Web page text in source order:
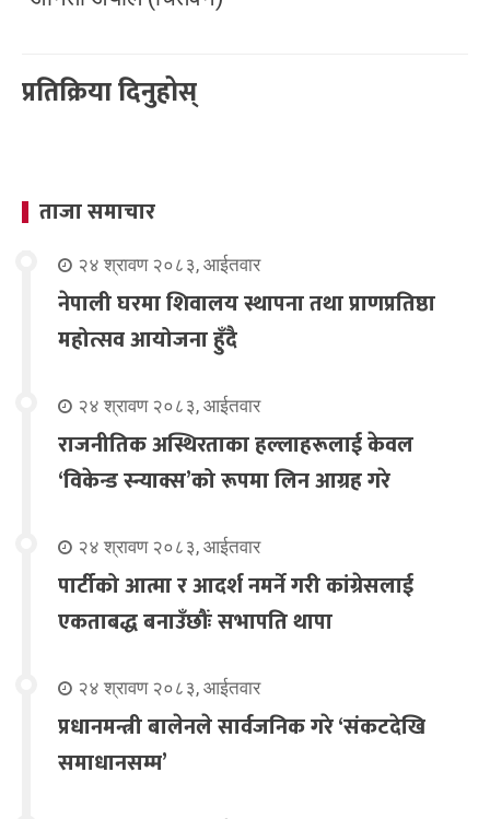
प्रतिक्रिया दिनुहोस्
ताजा समाचार
२४ श्रावण २०८३, आईतवार
नेपाली घरमा शिवालय स्थापना तथा प्राणप्रतिष्ठा
महोत्सव आयोजना हुँदै
२४ श्रावण २०८३, आईतवार
राजनीतिक अस्थिरताका हल्लाहरूलाई केवल
‘विकेन्ड स्न्याक्स’को रूपमा लिन आग्रह गरे
२४ श्रावण २०८३, आईतवार
पार्टीको आत्मा र आदर्श नमर्ने गरी कांग्रेसलाई
एकताबद्ध बनाउँछौंः सभापति थापा
२४ श्रावण २०८३, आईतवार
प्रधानमन्त्री बालेनले सार्वजनिक गरे ‘संकटदेखि
समाधानसम्म’